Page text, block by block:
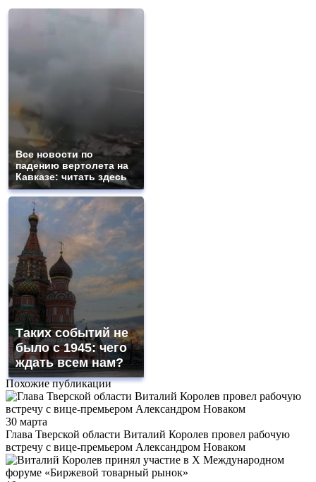
Все новости по
падению вертолета на
Кавказе: читать здесь
Таких событий не
было с 1945: чего
ждать всем нам?
Похожие публикации
30 марта
Глава Тверской области Виталий Королев провел рабочую
встречу с вице-премьером Александром Новаком